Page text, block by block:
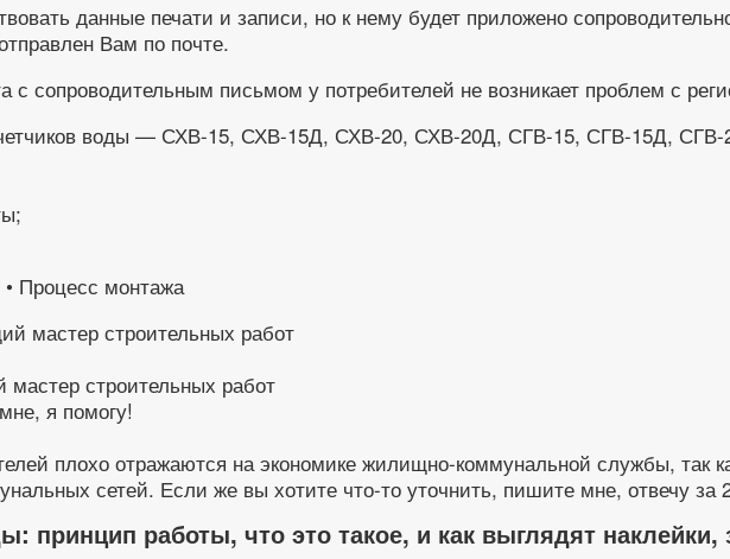
данные печати и записи, но к нему будет приложено
Вам по почте.
с сопроводительным письмом у потребителей не возникает проблем с
воды — СХВ-15, СХВ-15Д, СХВ-20, СХВ-20Д, СГВ-15, СГВ-15Д,
строительных работ
я помогу!
плохо отражаются на экономике жилищно-коммунальной службы, так
сетей. Если же вы хотите что-то уточнить, пишите мне, отвечу за
принцип работы, что это такое, и как выглядят